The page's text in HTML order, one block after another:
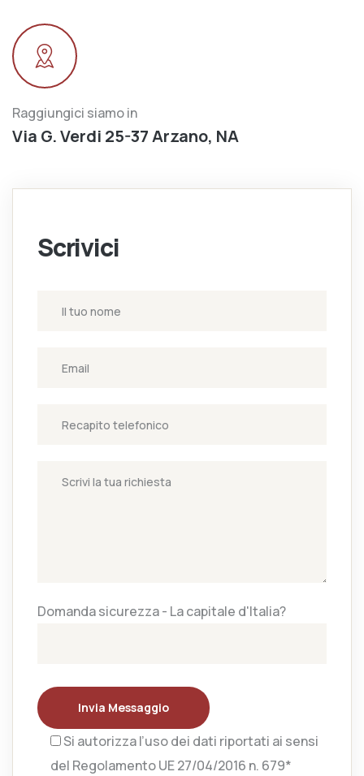
Raggiungici siamo in
Via G. Verdi 25-37 Arzano, NA
Scrivici
Domanda sicurezza - La capitale d'Italia?
Invia Messaggio
Si autorizza l’uso dei dati riportati ai sensi
del Regolamento UE 27/04/2016 n. 679*